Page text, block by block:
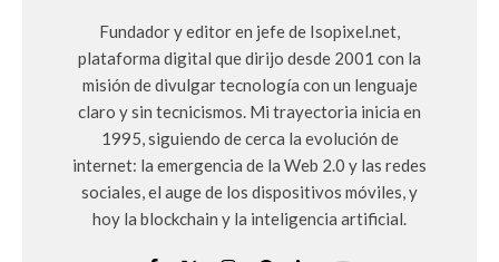
Fundador y editor en jefe de Isopixel.net,
plataforma digital que dirijo desde 2001 con la
misión de divulgar tecnología con un lenguaje
claro y sin tecnicismos. Mi trayectoria inicia en
1995, siguiendo de cerca la evolución de
internet: la emergencia de la Web 2.0 y las redes
sociales, el auge de los dispositivos móviles, y
hoy la blockchain y la inteligencia artificial.